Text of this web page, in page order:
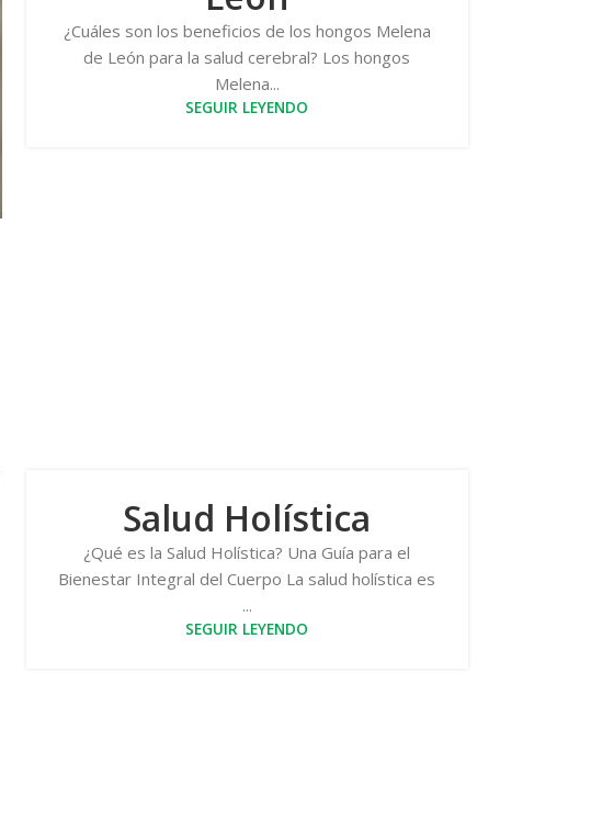
¿Cuáles son los beneficios de los hongos Melena
de León para la salud cerebral? Los hongos
Melena...
SEGUIR LEYENDO
Salud Holística
¿Qué es la Salud Holística? Una Guía para el
Bienestar Integral del Cuerpo La salud holística es
...
SEGUIR LEYENDO